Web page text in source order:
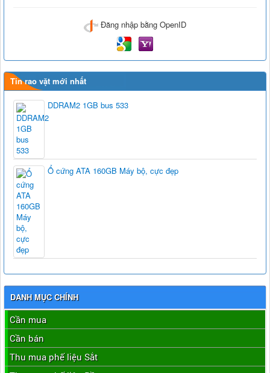
Đăng nhập bằng OpenID
Tin rao vặt mới nhất
DDRAM2 1GB bus 533
Ổ cứng ATA 160GB Máy bộ, cực đẹp
DANH MỤC CHÍNH
Cần mua
Cần bán
Thu mua phế liệu Sắt